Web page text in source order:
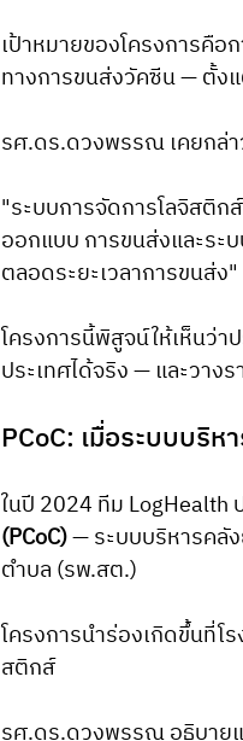
เป้าหมายของโครงการคื
ทางการขนส่งวัคซีน — ตั้ง
รศ.ดร.ดวงพรรณ เคยกล่า
"ระบบการจัดการโลจิสติก
ออกแบบ การขนส่งและร
ตลอดระยะเวลาการขนส่ง"
โครงการนี้พิสูจน์ให้เห็นว่า
ประเทศได้จริง — และวา
PCoC: เมื่อระบบบริ
ในปี 2024 ทีม
(PCoC) — ระบบบริหารคลั
ตำบล (รพ.สต.)
โครงการนำร่องเกิดขึ้นที่
สติกส์
รศ.ดร.ดวงพรรณ อธิบาย